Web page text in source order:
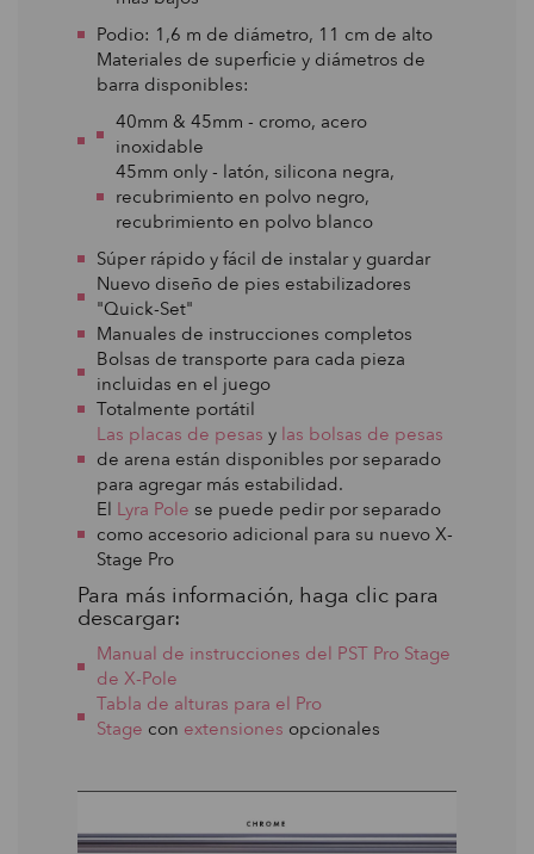
Podio: 1,6 m de diámetro, 11 cm de alto
Materiales de superficie y diámetros de
barra disponibles:
40mm & 45mm - cromo, acero
inoxidable
45mm only - latón, silicona negra,
recubrimiento en polvo negro,
recubrimiento en polvo blanco
Súper rápido y fácil de instalar y guardar
Nuevo diseño de pies estabilizadores
"Quick-Set"
Manuales de instrucciones completos
Bolsas de transporte para cada pieza
incluidas en el juego
Totalmente portátil
Las placas de pesas y las bolsas de pesas
de arena están disponibles por separado
para agregar más estabilidad.
El Lyra Pole se puede pedir por separado
como accesorio adicional para su nuevo X-
Stage Pro
Para más información, haga clic para
descargar:
Manual de instrucciones del PST Pro Stage
de X-Pole
Tabla de alturas para el Pro
Stage con extensiones opcionales